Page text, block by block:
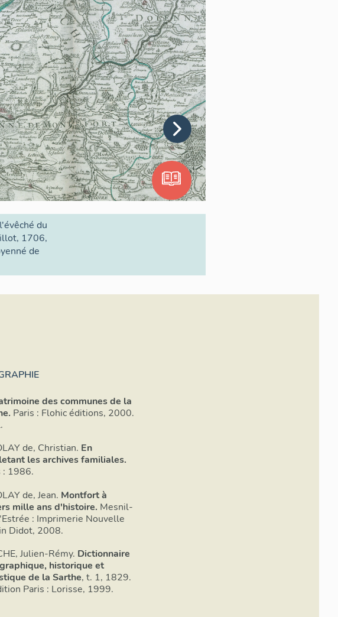
grandes extensions ces dernières années
développement périphérique de la petite
des lieux, avec le château et son parc au
Il se poursuit aujourd'hui principalement
centres anciens, qui ont souffert d'une
de reconquête de l'habitat privilégié avec
qualité à préserver.
du
1706,
de
des communes de la
Paris : Flohic éditions, 2000.
de, Christian. En
les archives familiales.
: 1986.
de, Jean. Montfort à
mille ans d'histoire. Mesnil-
: Imprimerie Nouvelle
Didot, 2008.
Julien-Rémy. Dictionnaire
historique et
de la Sarthe, t. 1, 1829.
Paris : Lorisse, 1999.